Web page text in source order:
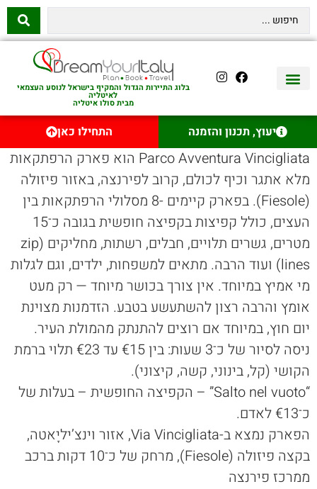
בלוג התיירות הגדול והמקיף בישראל לנוסע העצמאי
לאיטליה
מבית סולו איטליה
יעוץ, תכנון והזמנה התחילו כאן
Parco Avventura Vincigliata הוא פארק הרפתקאות
מלא אתגר וכיף לכולם, קרוב לפירנצה, באזור פיזולה
(Fiesole). בפארק קיימים -8 מסלולי הרפתקאות בין
העצים, כולל קפיצות בקפיצה חופשית בגובה כ־15
מטרים, גשרים תלויים, חבלים, רשתות, מחליקים (zip
lines) ועוד הרבה. מתאים למשפחות, ילדים, וגם לגלות
מי אמיץ במיוחד. אין צורך בכושר מיוחד — רק מעט
אומץ והרבה רצון להשתעשע בטבע. הזדמנות מצוינת
יום חוץ, במיוחד אם רוצים להתנתק מהמולת העיר.
ניסה לסיור של כ־3 שעות: בין €15 עד €23 תלוי ברמת
הקושי (קל, בינוני, קשה, קיצוני).
“Salto nel vuoto” – הקפיצה החופשית – בעלות של
כ־€13 לאדם.
הפארק נמצא ב-Via Vincigliata, אזור וינצ’יליָאטה,
בקצה פיזולה (Fiesole), מרחק של כ־10 דקות ברכב
ממרכז פירנצה